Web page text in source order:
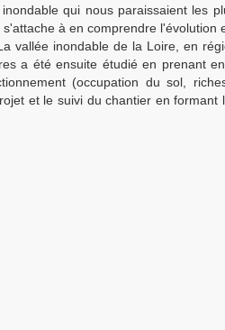
qui nous paraissaient les
à en comprendre l'évolution
vallée inondable de la Loire, en
a été ensuite étudié en prenant
(occupation du sol,
et le suivi du chantier en formant